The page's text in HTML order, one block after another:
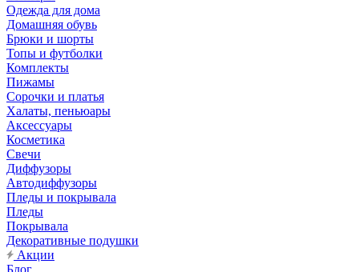
Одежда для дома
Домашняя обувь
Брюки и шорты
Топы и футболки
Комплекты
Пижамы
Сорочки и платья
Халаты, пеньюары
Аксессуары
Косметика
Свечи
Диффузоры
Автодиффузоры
Пледы и покрывала
Пледы
Покрывала
Декоративные подушки
Акции
Блог